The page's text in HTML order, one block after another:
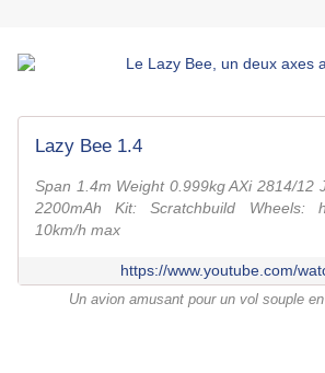
Lazy Bee 1.4
Span 1.4m Weight 0.999kg AXi 2814/12
2200mAh Kit: Scratchbuild Wheels:
10km/h max
https://www.youtube.com/
Un avion amusant pour un vol souple